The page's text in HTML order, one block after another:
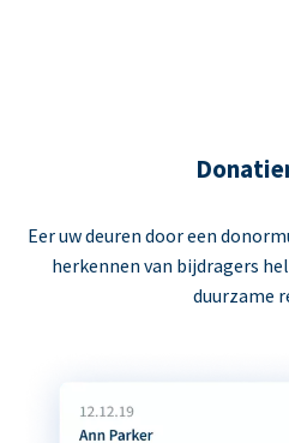
Eer uw deuren door een
herkennen van bijdragers
duurzame